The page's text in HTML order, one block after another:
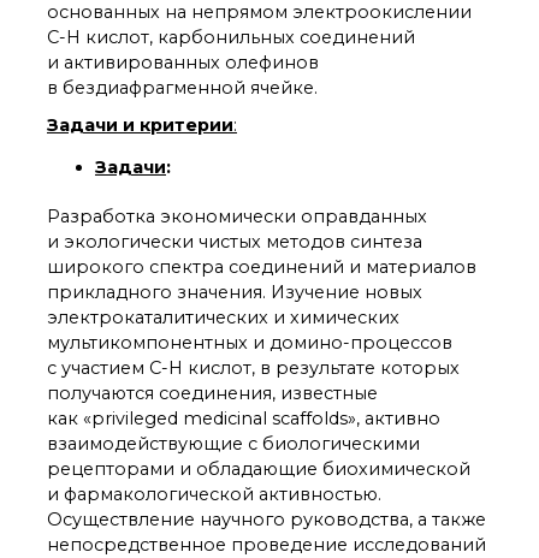
Профком
Документы
Контакты
направления
Важнейшие
достижения института
Научный Совет РАН
по органической
химии
Искусственный
интеллект (ИИ)
в химии
Аддитивные
технологии
Электронная
микроскопия
Награды сотрудников
ИОХ РАН
основанных на непрямом электроокислении
С-Н кислот, карбонильных соединений
и активированных олефинов
в бездиафрагменной ячейке.
Задачи и критерии:
Задачи:
Разработка экономически оправданных
и экологически чистых методов синтеза
широкого спектра соединений и материалов
прикладного значения. Изучение новых
электрокаталитических и химических
мультикомпонентных и домино-процессов
с участием С-Н кислот, в результате которых
получаются соединения, известные
как «privileged medicinal scaffolds», активно
взаимодействующие с биологическими
рецепторами и обладающие биохимической
и фармакологической активностью.
Осуществление научного руководства, а также
непосредственное проведение исследований